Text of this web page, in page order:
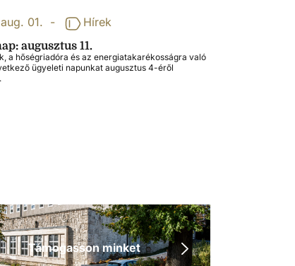
01. - Hírek
augusztus 11.
a hőségriadóra és az energiatakarékosságra való
ügyeleti napunkat augusztus 4-éről
Támogasson minket